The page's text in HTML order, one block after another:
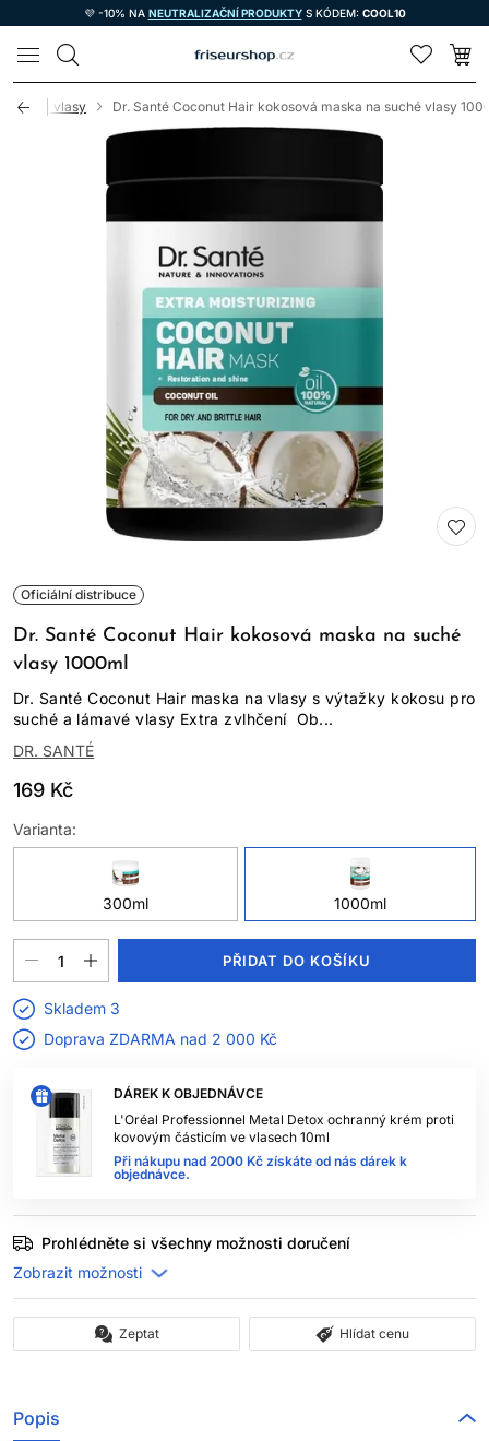
💜 -10% NA NEUTRALIZAČNÍ PRODUKTYS KÓDEM: COOL10
LOMAX
suché vlasy Dr. Santé Coconut Hair kokosová maska na suché vlasy
Oficiální distribuce
Dr. Santé Coconut Hair kokosová maska na suché
vlasy 1000ml
Dr. Santé Coconut Hair maska na vlasy s výtažky kokosu pro
suché a lámavé vlasy Extra zvlhčení Ob...
DR. SANTÉ
169 Kč
DÁREK K OBJEDNÁVCE
L'Oréal Professionnel Metal Detox ochranný krém proti
kovovým částicím ve vlasech 10ml
Při nákupu nad 2000 Kč získáte od nás dárek k
objednávce.
Varianta:
300ml 1000ml
PŘIDAT DO KOŠÍKU
Skladem 3
Doprava ZDARMA nad 2 000 Kč
Prohlédněte si všechny možnosti doručení
Zeptat Hlídat cenu
Popis